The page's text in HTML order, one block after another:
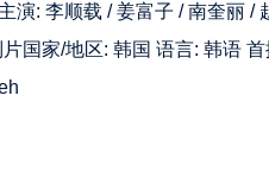
主演: 李顺载 /姜富子 /南奎丽 /
国家/地区: 韩国 语言: 韩语